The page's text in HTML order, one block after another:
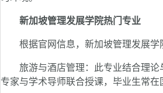
新加坡管理发展学院热门专业
根据官网信息，新加坡管理发展学
旅游与酒店管理：此专业结合理论
专家与学术导师联合授课，毕业生常在